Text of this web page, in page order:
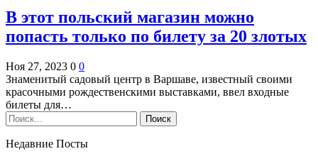
В этот польский магазин можно
попасть только по билету за 20 злотых
Ноя 27, 2023 0 0
Знаменитый садовый центр в Варшаве, известный своими
красочными рождественскими выставками, ввел входные
билеты для…
Недавние Посты